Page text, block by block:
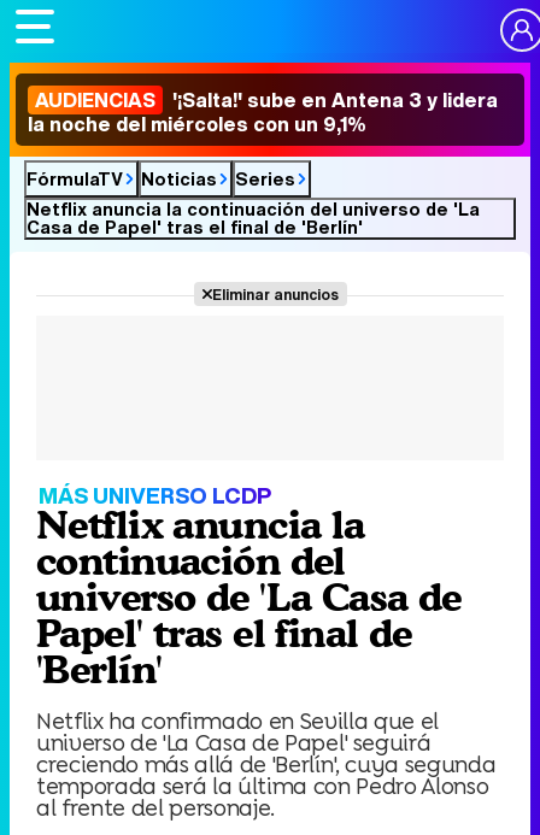
AUDIENCIAS '¡Salta!' sube en Antena 3 y lidera
la noche del miércoles con un 9,1%
FórmulaTV Noticias
Series
Netflix anuncia la continuación del universo de 'La
Casa de Papel' tras el final de 'Berlín'
Eliminar anuncios
MÁS UNIVERSO LCDP
Netflix anuncia la
continuación del
universo de 'La Casa de
Papel' tras el final de
'Berlín'
Netflix ha confirmado en Sevilla que el
universo de 'La Casa de Papel' seguirá
creciendo más allá de 'Berlín', cuya segunda
temporada será la última con Pedro Alonso
al frente del personaje.